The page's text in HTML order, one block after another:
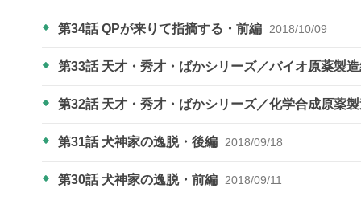
第34話 QPが来りて指摘する・前編 2018/10/09
第33話 天才・秀才・ばかシリーズ／バイオ原薬製
第32話 天才・秀才・ばかシリーズ／化学合成原薬
第31話 犬神家の逸脱・後編 2018/09/18
第30話 犬神家の逸脱・前編 2018/09/11